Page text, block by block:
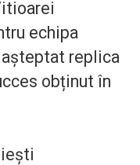
echipa
replica
obținut în